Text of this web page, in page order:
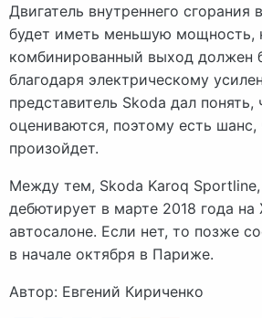
Двигатель внутреннего сгорания
будет иметь меньшую мощность,
комбинированный выход должен
благодаря электрическому
представитель Skoda дал
оцениваются, поэтому есть шанс,
произойдет.
Между тем, Skoda Karoq Sportline,
дебютирует в марте 2018 года
автосалоне. Если нет, то позже
в начале октября в Париже.
Автор: Евгений Кириченко